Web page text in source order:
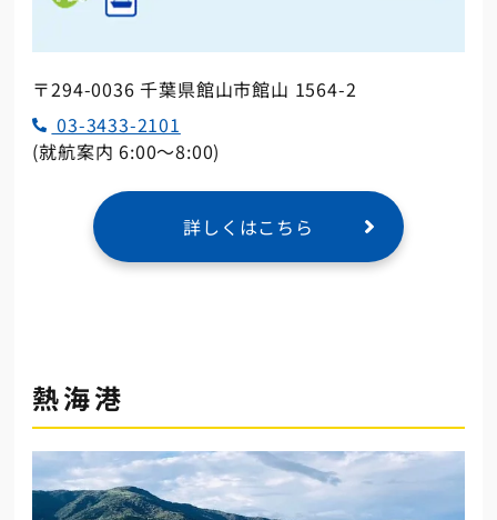
〒294-0036 千葉県館山市館山 1564-2
03-3433-2101
(就航案内 6:00～8:00)
詳しくはこちら
熱海港